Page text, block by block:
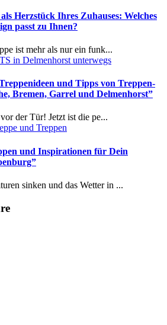
Herzstück Ihres Zuhauses: Welches
passt zu Ihnen?
ist mehr als nur ein funk...
und Tipps von Treppen-
Bremen, Garrel und Delmenhorst”
der Tür! Jetzt ist die pe...
und Inspirationen für Dein
sinken und das Wetter in ...